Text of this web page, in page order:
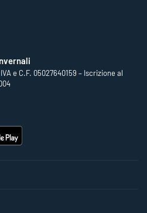
e C.F. 05027640159 – Iscrizione al